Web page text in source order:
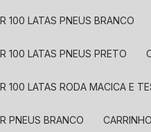
100 LATAS PNEUS BRANCO
100 LATAS PNEUS PRETO
100 LATAS RODA MACICA E
PNEUS BRANCO